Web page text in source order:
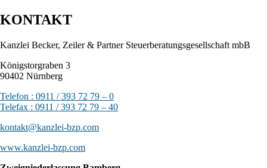
KONTAKT
Kanzlei Becker, Zeiler & Partner Steuerberatungsgesellschaft mbB
Königstorgraben 3
90402 Nürnberg
Telefon : 0911 / 393 72 79 – 0
Telefax : 0911 / 393 72 79 – 40
kontakt@kanzlei-bzp.com
www.kanzlei-bzp.com